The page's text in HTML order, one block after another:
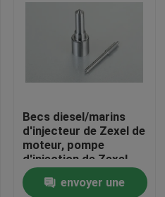
Becs diesel/marins
d'injecteur de Zexel de
moteur, pompe
d'injection de Zexel
partie
envoyer une